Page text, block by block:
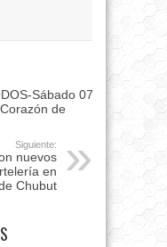
Sábado 07
de
Siguiente:
nuevos
en
Chubut